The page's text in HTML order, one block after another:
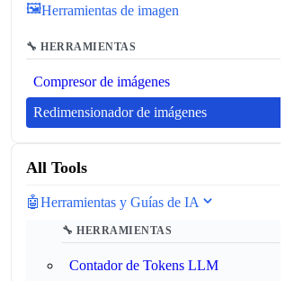
🖼️Herramientas de imagen
🔧 HERRAMIENTAS
Compresor de imágenes
Redimensionador de imágenes
All Tools
🤖Herramientas y Guías de IA
🔧 HERRAMIENTAS
Contador de Tokens LLM